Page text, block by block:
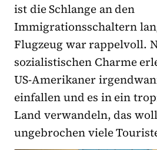
ist die Schlange an den
Immigrationsschaltern
Flugzeug war rappelvoll.
sozialistischen Charme
US-Amerikaner
einfallen und es in ein
Land verwandeln, das
ungebrochen viele